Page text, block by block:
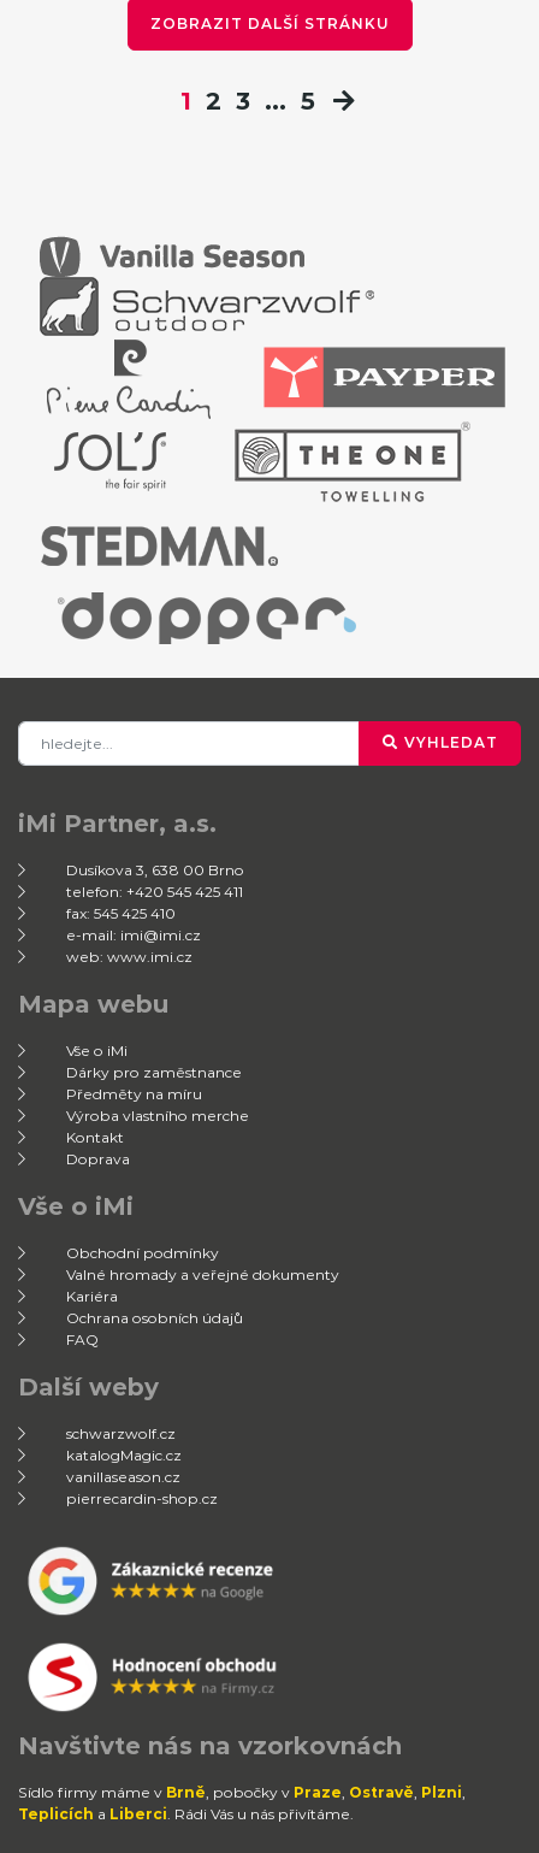
ZOBRAZIT DALŠÍ STRÁNKU
1 2 3 ... 5
VYHLEDAT
iMi Partner, a.s.
Dusíkova 3, 638 00 Brno
telefon: +420 545 425 411
fax: 545 425 410
e-mail: imi@imi.cz
web: www.imi.cz
Mapa webu
Vše o iMi
Dárky pro zaměstnance
Předměty na míru
Výroba vlastního merche
Kontakt
Doprava
Vše o iMi
Obchodní podmínky
Valné hromady a veřejné dokumenty
Kariéra
Ochrana osobních údajů
FAQ
Další weby
schwarzwolf.cz
katalogMagic.cz
vanillaseason.cz
pierrecardin-shop.cz
Navštivte nás na vzorkovnách
Sídlo firmy máme v Brně , pobočky v Praze Ostravě Plzni
Teplicích a Liberci . Rádi Vás u nás přivítáme.